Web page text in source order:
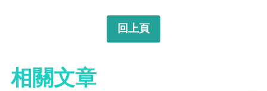
回上頁
相關文章